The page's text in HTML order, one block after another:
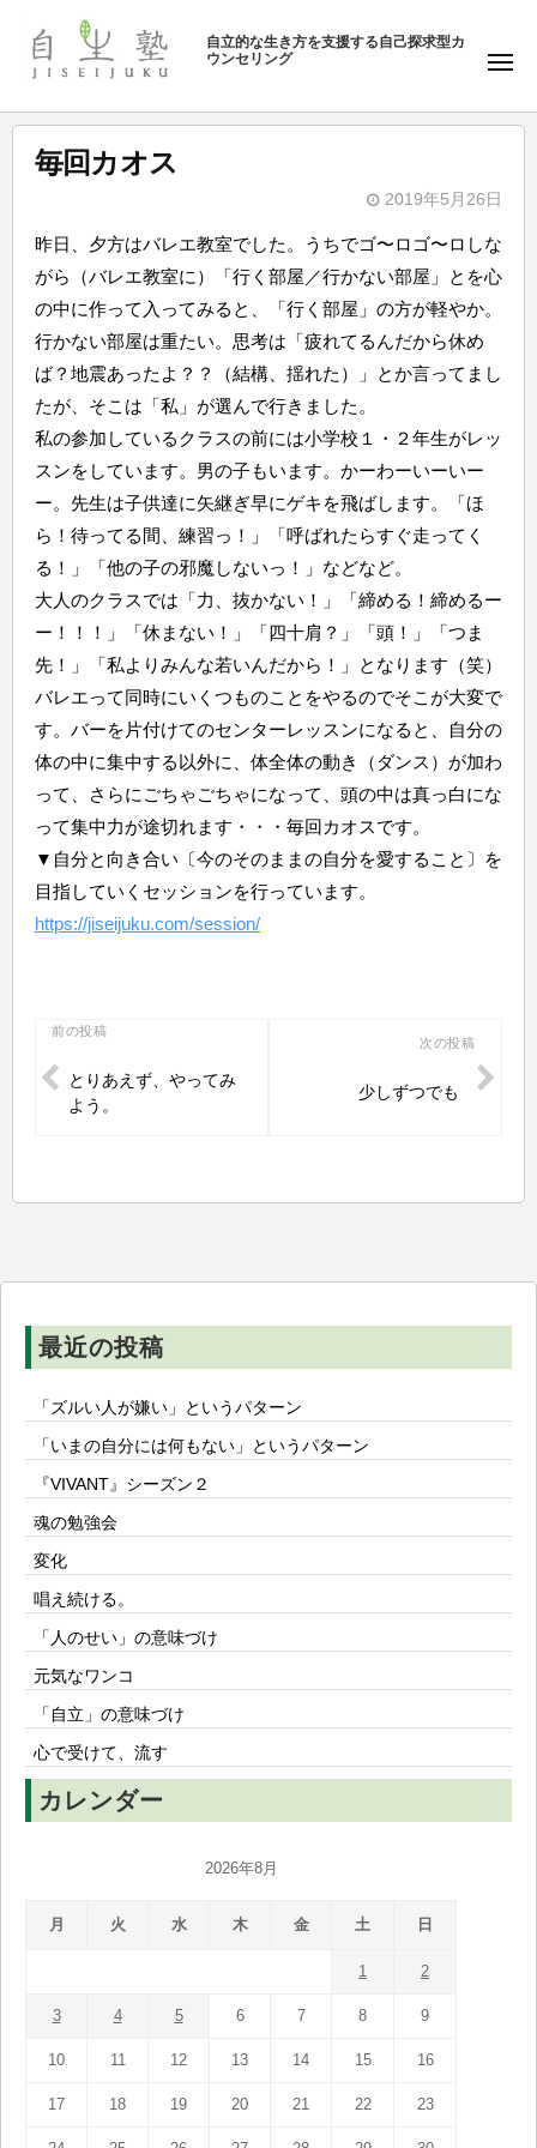
ン
自
塾
自立的な生き方を支援する自己探求型カ
ウンセリング
メ
ュ
ー
毎回カオス
2019年5月26日
自
生
塾
昨日、夕方はバレエ教室でした。うちでゴ〜ロゴ〜ロしな
がら（バレエ教室に）「行く部屋／行かない部屋」とを心
の中に作って入ってみると、「行く部屋」の方が軽やか。
行かない部屋は重たい。思考は「疲れてるんだから休め
ば？地震あったよ？？（結構、揺れた）」とか言ってまし
たが、そこは「私」が選んで行きました。
私の参加しているクラスの前には小学校１・２年生がレッ
スンをしています。男の子もいます。かーわーいーいー
ー。先生は子供達に矢継ぎ早にゲキを飛ばします。「ほ
ら！待ってる間、練習っ！」「呼ばれたらすぐ走ってく
る！」「他の子の邪魔しないっ！」などなど。
大人のクラスでは「力、抜かない！」「締める！締めるー
ー！！！」「休まない！」「四十肩？」「頭！」「つま
先！」「私よりみんな若いんだから！」となります（笑）
バレエって同時にいくつものことをやるのでそこが大変で
す。バーを片付けてのセンターレッスンになると、自分の
体の中に集中する以外に、体全体の動き（ダンス）が加わ
って、さらにごちゃごちゃになって、頭の中は真っ白にな
って集中力が途切れます・・・毎回カオスです。
▼自分と向き合い〔今のそのままの自分を愛すること〕を
目指していくセッションを行っています。
https://jiseijuku.com/session/
投
稿
ー
前の投稿
とりあえず、やってみ
よう。
次の投稿
少しずつでも
最近の投稿
「ズルい人が嫌い」というパターン
「いまの自分には何もない」というパターン
『VIVANT』シーズン２
魂の勉強会
変化
唱え続ける。
「人のせい」の意味づけ
元気なワンコ
「自立」の意味づけ
心で受けて、流す
カレンダー
2026年8月
月 火 水 木 金 土 日
1 2
3 4 5 6 7 8 9
10 11 12 13 14 15 16
17 18 19 20 21 22 23